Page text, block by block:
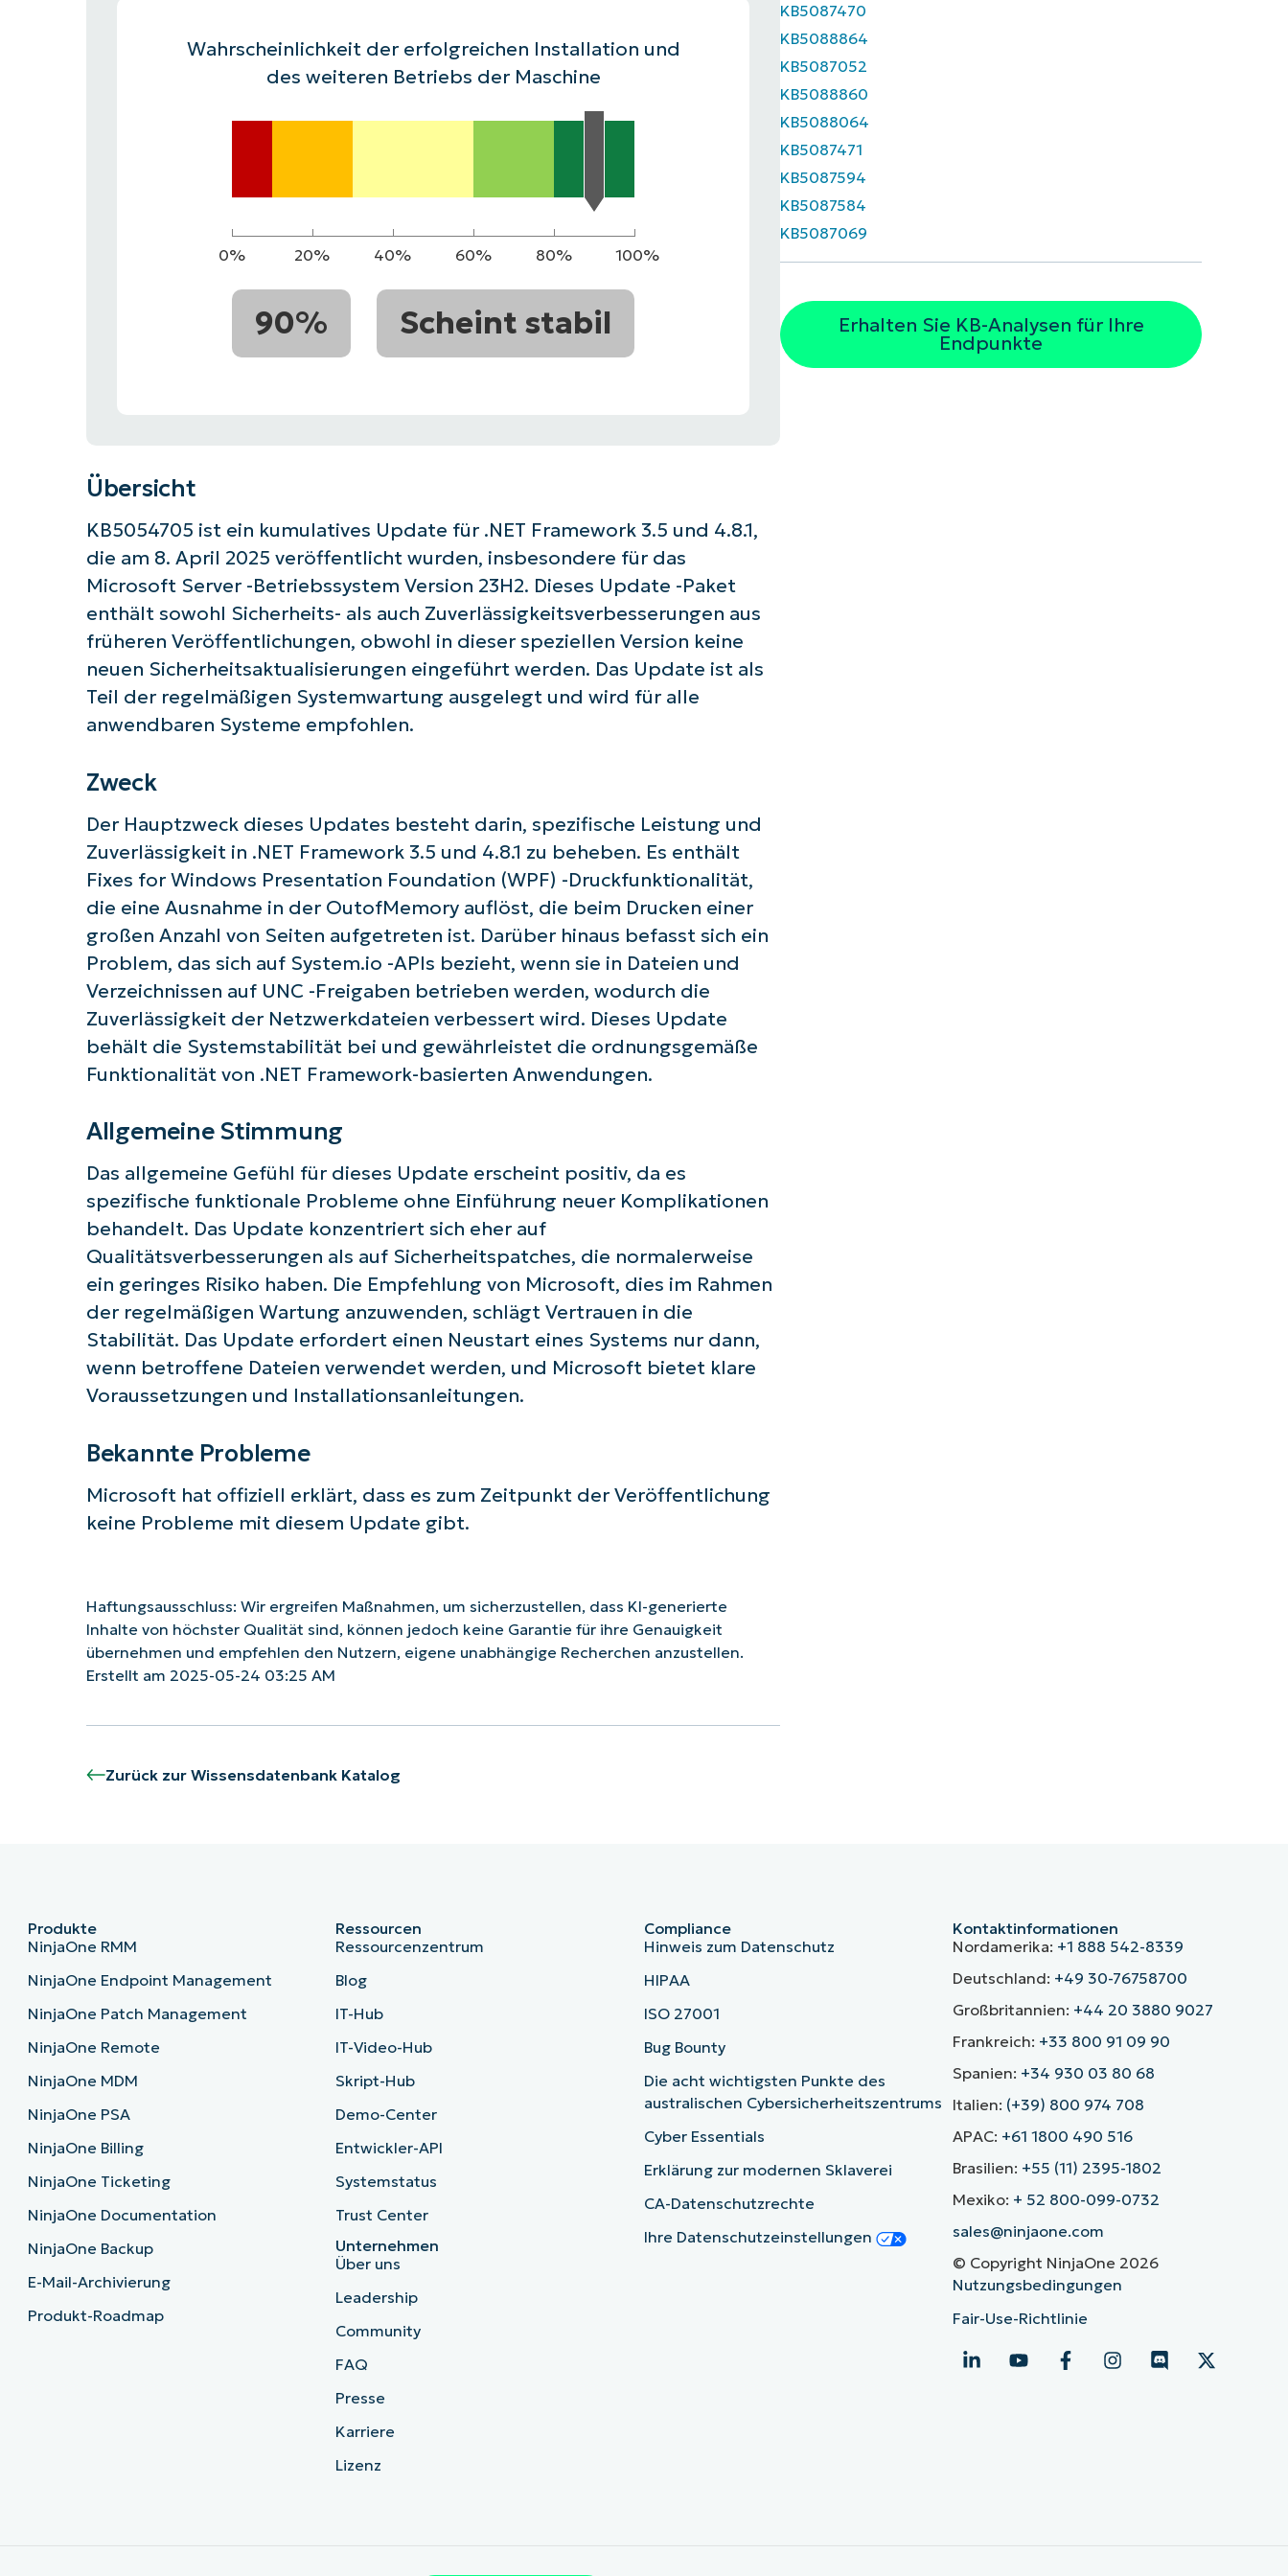
VERTRIEB KONTAKTIEREN PRODUKTVORSTELLUNG ANSEHEN
PRODUKT-
VERTRIEB KONTAKTIEREN PRODUKTVORSTELLUNG ANSEHEN
VERTRIEB KONTAKTIEREN PRODUKTVORSTELLUNG ANSEHEN
Wahrscheinlichkeit der erfolgreichen Installation und
des weiteren Betriebs der Maschine
0% 20% 40% 60% 80% 100%
90% Scheint stabil
Übersicht
KB5054705 ist ein kumulatives Update für .NET Framework 3.5 und 4.8.1,
die am 8. April 2025 veröffentlicht wurden, insbesondere für das
Microsoft Server -Betriebssystem Version 23H2. Dieses Update -Paket
enthält sowohl Sicherheits- als auch Zuverlässigkeitsverbesserungen aus
früheren Veröffentlichungen, obwohl in dieser speziellen Version keine
neuen Sicherheitsaktualisierungen eingeführt werden. Das Update ist als
Teil der regelmäßigen Systemwartung ausgelegt und wird für alle
anwendbaren Systeme empfohlen.
Zweck
Der Hauptzweck dieses Updates besteht darin, spezifische Leistung und
Zuverlässigkeit in .NET Framework 3.5 und 4.8.1 zu beheben. Es enthält
Fixes for Windows Presentation Foundation (WPF) -Druckfunktionalität,
die eine Ausnahme in der OutofMemory auflöst, die beim Drucken einer
großen Anzahl von Seiten aufgetreten ist. Darüber hinaus befasst sich ein
Problem, das sich auf System.io -APIs bezieht, wenn sie in Dateien und
Verzeichnissen auf UNC -Freigaben betrieben werden, wodurch die
Zuverlässigkeit der Netzwerkdateien verbessert wird. Dieses Update
behält die Systemstabilität bei und gewährleistet die ordnungsgemäße
Funktionalität von .NET Framework-basierten Anwendungen.
Allgemeine Stimmung
Das allgemeine Gefühl für dieses Update erscheint positiv, da es
spezifische funktionale Probleme ohne Einführung neuer Komplikationen
behandelt. Das Update konzentriert sich eher auf
Qualitätsverbesserungen als auf Sicherheitspatches, die normalerweise
ein geringes Risiko haben. Die Empfehlung von Microsoft, dies im Rahmen
der regelmäßigen Wartung anzuwenden, schlägt Vertrauen in die
Stabilität. Das Update erfordert einen Neustart eines Systems nur dann,
wenn betroffene Dateien verwendet werden, und Microsoft bietet klare
Voraussetzungen und Installationsanleitungen.
Bekannte Probleme
Microsoft hat offiziell erklärt, dass es zum Zeitpunkt der Veröffentlichung
keine Probleme mit diesem Update gibt.
Haftungsausschluss: Wir ergreifen Maßnahmen, um sicherzustellen, dass KI-generierte
Inhalte von höchster Qualität sind, können jedoch keine Garantie für ihre Genauigkeit
übernehmen und empfehlen den Nutzern, eigene unabhängige Recherchen anzustellen.
Erstellt am 2025-05-24 03:25 AM
Zurück zur Wissensdatenbank Katalog
KB5087470
KB5088864
KB5087052
KB5088860
KB5088064
KB5087471
KB5087594
KB5087584
KB5087069
Erhalten Sie KB-Analysen für Ihre
Endpunkte
Starten Sie mit NinjaOne AI-gesteuerten KB-Analysen!
First
and
last
name*
Business
email*
Company
Produkte
NinjaOne RMM
NinjaOne Endpoint Management
NinjaOne Patch Management
NinjaOne Remote
NinjaOne MDM
NinjaOne PSA
NinjaOne Billing
NinjaOne Ticketing
NinjaOne Documentation
NinjaOne Backup
E-Mail-Archivierung
Produkt-Roadmap
Ressourcen
Ressourcenzentrum
Blog
IT-Hub
IT-Video-Hub
Skript-Hub
Demo-Center
Entwickler-API
Systemstatus
Trust Center
Unternehmen
Über uns
Leadership
Community
FAQ
Presse
Karriere
Lizenz
Compliance
Hinweis zum Datenschutz
HIPAA
ISO 27001
Bug Bounty
Die acht wichtigsten Punkte des
australischen Cybersicherheitszentrums
Cyber Essentials
Erklärung zur modernen Sklaverei
CA-Datenschutzrechte
Ihre Datenschutzeinstellungen
Kontaktinformationen
Nordamerika: +1 888 542-8339
Deutschland: +49 30-76758700
Großbritannien: +44 20 3880 9027
Frankreich: +33 800 91 09 90
Spanien: +34 930 03 80 68
Italien: (+39) 800 974 708
APAC: +61 1800 490 516
Brasilien: +55 (11) 2395-1802
Mexiko: + 52 800-099-0732
sales@ninjaone.com
© Copyright NinjaOne 2026
Nutzungsbedingungen
Fair-Use-Richtlinie